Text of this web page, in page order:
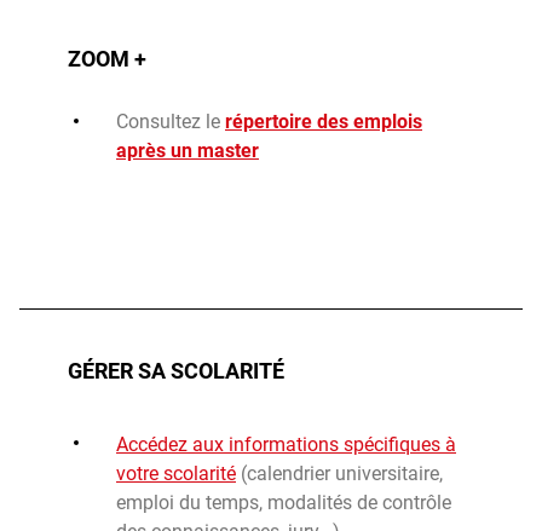
ZOOM +
Consultez le répertoire des emplois
après un master
GÉRER SA SCOLARITÉ
Accédez aux informations spécifiques à
votre scolarité (calendrier universitaire,
emploi du temps, modalités de contrôle